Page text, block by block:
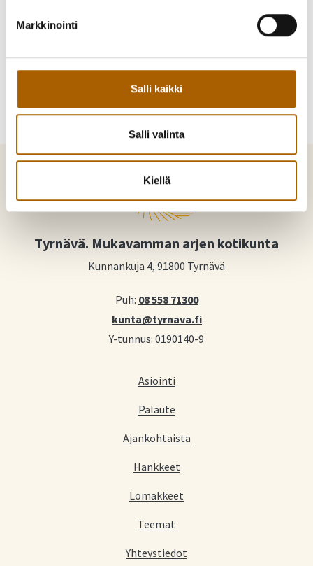
Markkinointi
Salli kaikki
Salli valinta
Kiellä
Jaa Facebookissa
Tyrnävä. Mukavamman arjen kotikunta
Kunnankuja 4, 91800 Tyrnävä
Puh: 08 558 71300
kunta@tyrnava.fi
Y-tunnus: 0190140-9
Asiointi
Palaute
Ajankohtaista
Hankkeet
Lomakkeet
Teemat
Yhteystiedot